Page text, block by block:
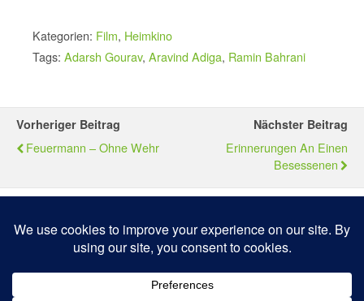
Kategorien: Film, Heimkino
Tags: Adarsh Gourav, Aravind Adiga, Ramin Bahrani
Vorheriger Beitrag
Feuermann – Ohne Wehr
Nächster Beitrag
Erinnerungen An Einen
Besessenen
Zum Seitenanfang
Mobil Desktop